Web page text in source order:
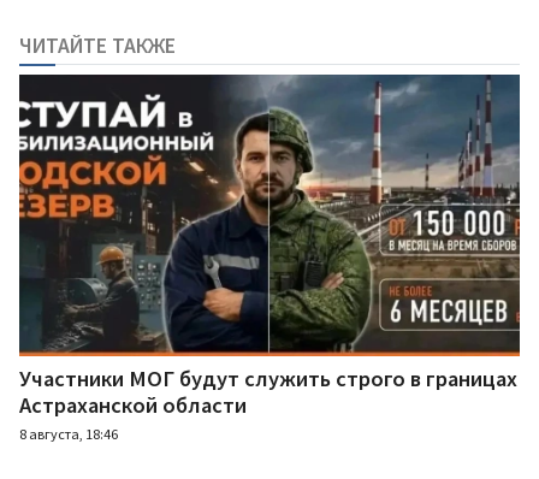
ЧИТАЙТЕ ТАКЖЕ
Участники МОГ будут служить строго в границах
Астраханской области
8 августа, 18:46